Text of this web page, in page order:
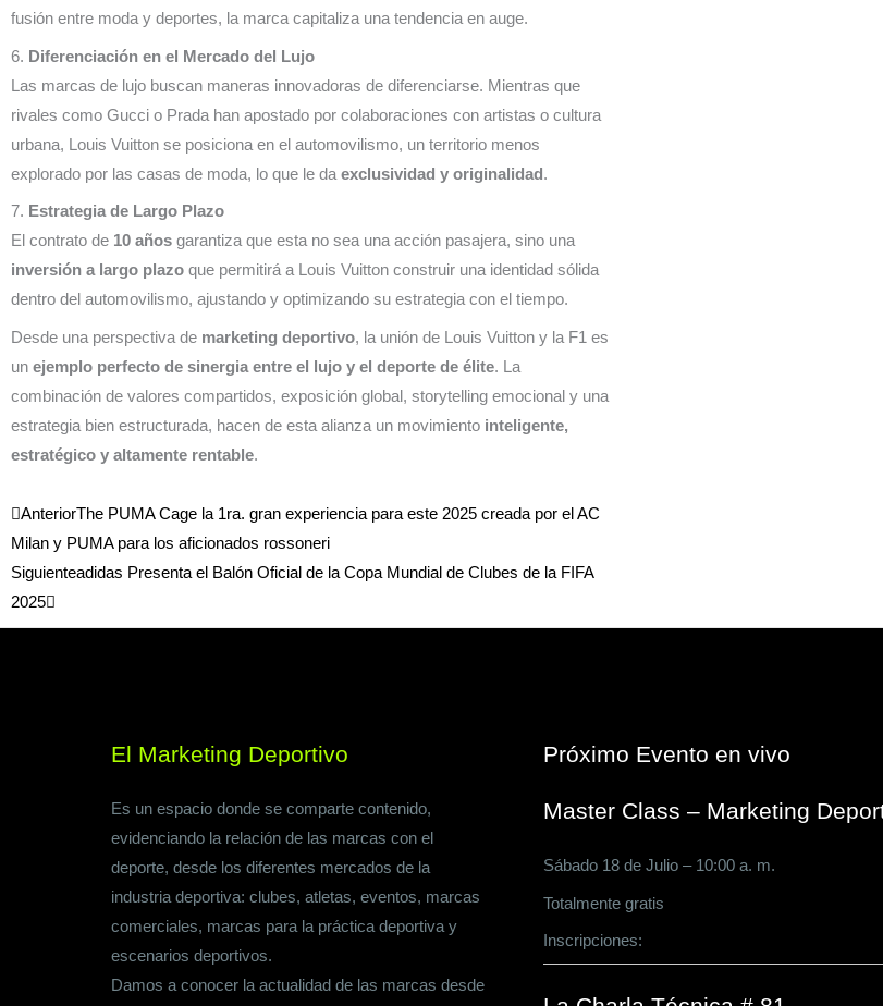
fusión entre moda y deportes, la marca capitaliza una tendencia en auge.
6. Diferenciación en el Mercado del Lujo
Las marcas de lujo buscan maneras innovadoras de diferenciarse. Mientras que
rivales como Gucci o Prada han apostado por colaboraciones con artistas o cultura
urbana, Louis Vuitton se posiciona en el automovilismo, un territorio menos
explorado por las casas de moda, lo que le da exclusividad y originalidad.
7. Estrategia de Largo Plazo
El contrato de 10 años garantiza que esta no sea una acción pasajera, sino una
inversión a largo plazo que permitirá a Louis Vuitton construir una identidad sólida
dentro del automovilismo, ajustando y optimizando su estrategia con el tiempo.
Desde una perspectiva de marketing deportivo, la unión de Louis Vuitton y la F1 es
un ejemplo perfecto de sinergia entre el lujo y el deporte de élite. La
combinación de valores compartidos, exposición global, storytelling emocional y una
estrategia bien estructurada, hacen de esta alianza un movimiento inteligente,
estratégico y altamente rentable.
Ant
AnteriorThe PUMA Cage la 1ra. gran experiencia para este 2025 creada por el AC
Milan y PUMA para los aficionados rossoneri
Siguienteadidas Presenta el Balón Oficial de la Copa Mundial de Clubes de la FIFA
2025
Siguiente
El Marketing Deportivo
Es un espacio donde se comparte contenido,
evidenciando la relación de las marcas con el
deporte, desde los diferentes mercados de la
industria deportiva: clubes, atletas, eventos, marcas
comerciales, marcas para la práctica deportiva y
escenarios deportivos.
Damos a conocer la actualidad de las marcas desde
Próximo Evento en vivo
Master Class – Marketing
Sábado 18 de Julio – 10:00 a. m.
Totalmente gratis
Inscripciones: